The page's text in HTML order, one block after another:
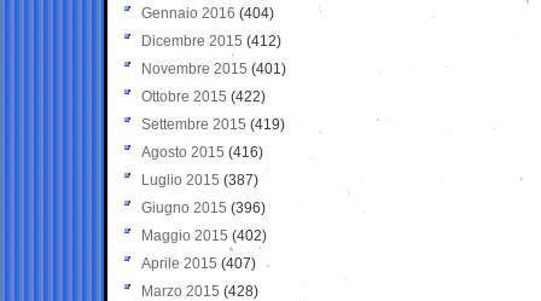
Gennaio 2016 (404)
Dicembre 2015 (412)
Novembre 2015 (401)
Ottobre 2015 (422)
Settembre 2015 (419)
Agosto 2015 (416)
Luglio 2015 (387)
Giugno 2015 (396)
Maggio 2015 (402)
Aprile 2015 (407)
Marzo 2015 (428)